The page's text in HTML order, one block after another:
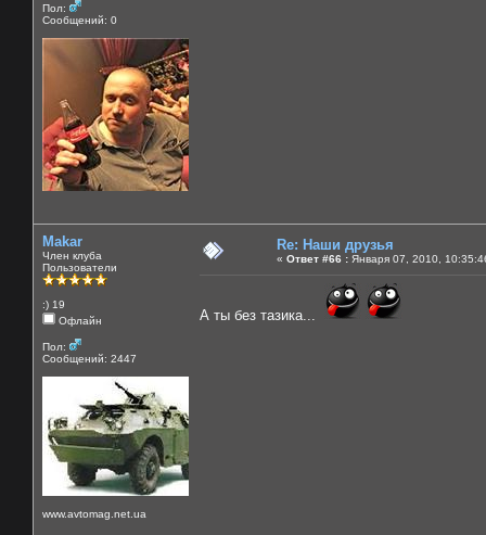
Пол:
Сообщений: 0
Makar
Член клуба
Пользователи
:) 19
Офлайн
Пол:
Сообщений: 2447
www.avtomag.net.ua
Re: Наши друзья
« Ответ #66 : Января 07, 2010,
А ты без тазика...